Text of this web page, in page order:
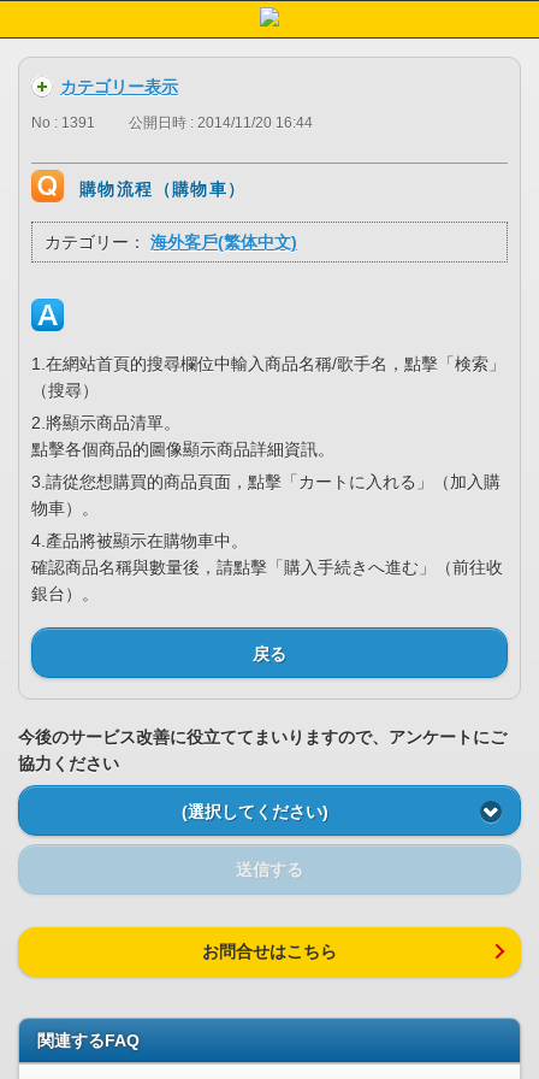
カテゴリー表示
No : 1391 公開日時 : 2014/11/20 16:44
購物流程（購物車）
カテゴリー： 海外客戶(繁体中文)
1.在網站首頁的搜尋欄位中輸入商品名稱/歌手名，點擊「検索」
（搜尋）
2.將顯示商品清單。
點擊各個商品的圖像顯示商品詳細資訊。
3.請從您想購買的商品頁面，點擊「カートに入れる」（加入購
物車）。
4.產品將被顯示在購物車中。
確認商品名稱與數量後，請點擊「購入手続きへ進む」（前往收
銀台）。
戻る
今後のサービス改善に役立ててまいりますので、アンケートにご
協力ください
(選択してください)
送信する
お問合せはこちら
関連するFAQ